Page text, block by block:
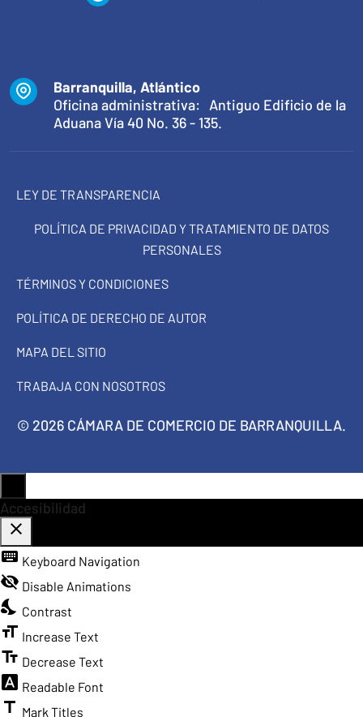
Barranquilla, Atlántico
Oficina administrativa: Antiguo Edificio de la
Aduana Vía 40 No. 36 - 135.
LEY DE TRANSPARENCIA
POLÍTICA DE PRIVACIDAD Y TRATAMIENTO DE DATOS
PERSONALES
TÉRMINOS Y CONDICIONES
POLÍTICA DE DERECHO DE AUTOR
MAPA DEL SITIO
TRABAJA CON NOSOTROS
© 2026 CÁMARA DE COMERCIO DE BARRANQUILLA.
Accesibilidad
close
Toggle the visibility of the Accessibility Toolbar
keyboard Keyboard Navigation
visibility_off Disable Animations
nights_stay Contrast
format_size Increase Text
text_fields Decrease Text
font_download Readable Font
title Mark Titles